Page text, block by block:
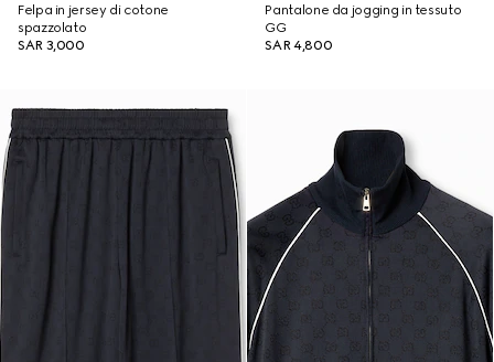
Felpa in jersey di cotone
spazzolato
SAR 3,000
Pantalone da jogging in tessuto
GG
SAR 4,800